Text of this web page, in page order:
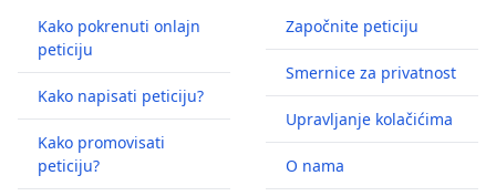
Kako pokrenuti onlajn
peticiju
Kako napisati peticiju?
Kako promovisati
peticiju?
Započnite peticiju
Smernice za privatnost
Upravljanje kolačićima
O nama